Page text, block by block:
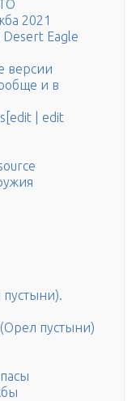
2021
Desert Eagle
версии
и в
| edit
пустыни)